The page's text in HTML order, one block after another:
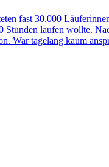
fast 30.000
laufen wollte.
War tagelang kaum